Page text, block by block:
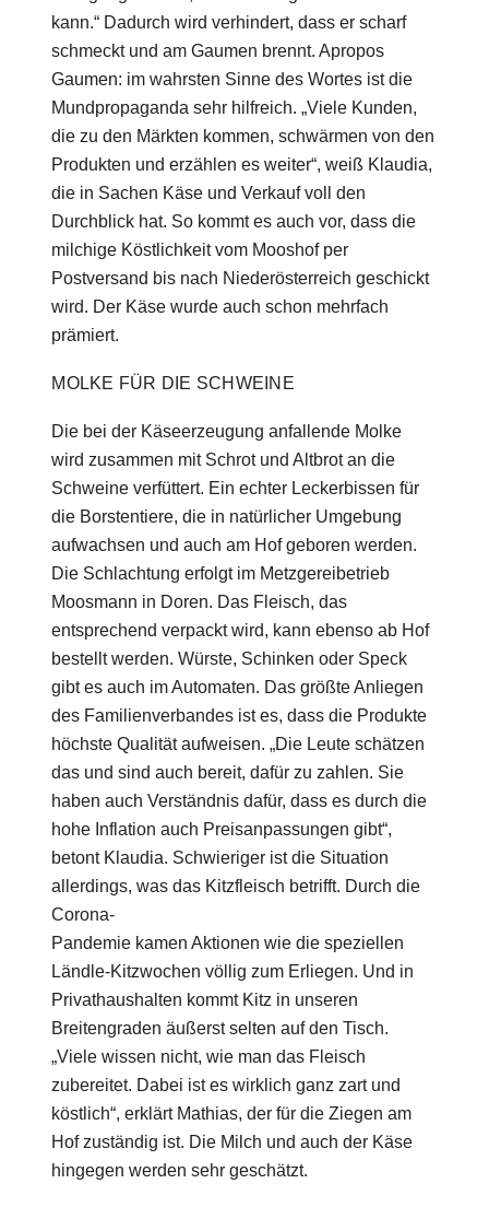
kann.“ Dadurch wird verhindert, dass er scharf
schmeckt und am Gaumen brennt. Apropos
Gaumen: im wahrsten Sinne des Wortes ist die
Mundpropaganda sehr hilfreich. „Viele Kunden,
die zu den Märkten kommen, schwärmen von den
Produkten und erzählen es weiter“, weiß Klaudia,
die in Sachen Käse und Verkauf voll den
Durchblick hat. So kommt es auch vor, dass die
milchige Köstlichkeit vom Mooshof per
Postversand bis nach Niederösterreich geschickt
wird. Der Käse wurde auch schon mehrfach
prämiert.
MOLKE FÜR DIE SCHWEINE
Die bei der Käseerzeugung anfallende Molke
wird zusammen mit Schrot und Altbrot an die
Schweine verfüttert. Ein echter Leckerbissen für
die Borstentiere, die in natürlicher Umgebung
aufwachsen und auch am Hof geboren werden.
Die Schlachtung erfolgt im Metzgereibetrieb
Moosmann in Doren. Das Fleisch, das
entsprechend verpackt wird, kann ebenso ab Hof
bestellt werden. Würste, Schinken oder Speck
gibt es auch im Automaten. Das größte Anliegen
des Familienverbandes ist es, dass die Produkte
höchste Qualität aufweisen. „Die Leute schätzen
das und sind auch bereit, dafür zu zahlen. Sie
haben auch Verständnis dafür, dass es durch die
hohe Inflation auch Preisanpassungen gibt“,
betont Klaudia. Schwieriger ist die Situation
allerdings, was das Kitzfleisch betrifft. Durch die
Corona-
Pandemie kamen Aktionen wie die speziellen
Ländle-Kitzwochen völlig zum Erliegen. Und in
Privathaushalten kommt Kitz in unseren
Breitengraden äußerst selten auf den Tisch.
„Viele wissen nicht, wie man das Fleisch
zubereitet. Dabei ist es wirklich ganz zart und
köstlich“, erklärt Mathias, der für die Ziegen am
Hof zuständig ist. Die Milch und auch der Käse
hingegen werden sehr geschätzt.